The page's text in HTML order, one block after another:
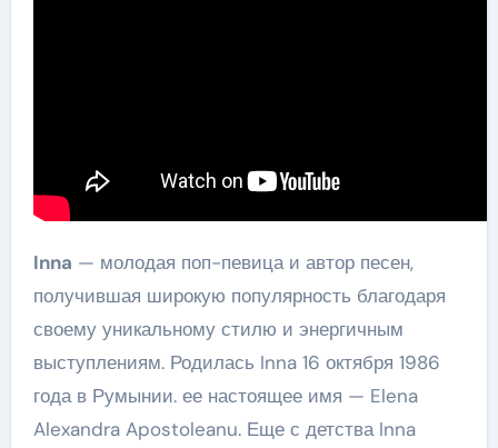
Inna — молодая поп-певица и автор песен,
получившая широкую популярность благодаря
своему уникальному стилю и энергичным
выступлениям. Родилась Inna 16 октября 1986
года в Румынии. ее настоящее имя — Elena
Alexandra Apostoleanu. Еще с детства Inna